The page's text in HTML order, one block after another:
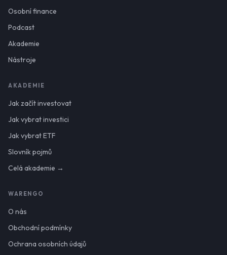
Osobní finance
Podcast
Akademie
Nástroje
AKADEMIE
Jak začít investovat
Jak vybrat investici
Jak vybrat ETF
Slovník pojmů
Celá akademie →
WARENGO
O nás
Obchodní podmínky
Ochrana osobních údajů